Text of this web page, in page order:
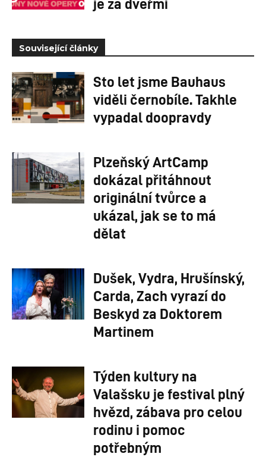
Související články
Sto let jsme Bauhaus
viděli černobíle. Takhle
vypadal doopravdy
Plzeňský ArtCamp
dokázal přitáhnout
originální tvůrce a
ukázal, jak se to má
dělat
Dušek, Vydra, Hrušínský,
Carda, Zach vyrazí do
Beskyd za Doktorem
Martinem
Týden kultury na
Valašsku je festival plný
hvězd, zábava pro celou
rodinu i pomoc
potřebným